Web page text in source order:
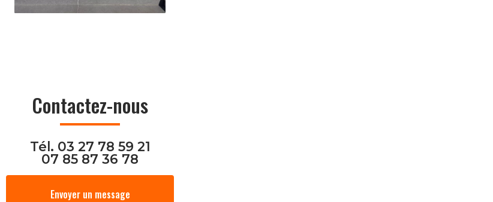
Contactez-nous
Tél. 03 27 78 59 21
07 85 87 36 78
Envoyer un message